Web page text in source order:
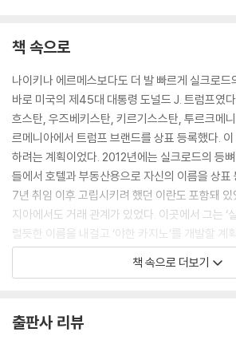
책 속으로
나이키나 에르메스보다도 더 발 빠르게 실크로드
바로 미국의 제45대 대통령 도널드 J. 트럼프였
흐스탄, 우즈베키스탄, 키르기스스탄, 투르크메
르메니아에서 트럼프 브랜드를 상표 등록했다.
하려는 계획이었다. 2012년에는 실크로드의 등
들에서 호텔과 부동산용으로 자신의 이름을 상표
7년 취임 이후 고립시키려 했던 이란도 포함돼
지아에서도 거래 관계가 있었다. 이곳에서 그는 ‘
럴듯한 이름을 내걸고 ‘야한 카지노’를 개발할 계
의 상당한 관심을 받았다.
8년에는 62퍼센트로 증가했다. 2016년에는 중국
책 속으로 더보기
출판사 리뷰